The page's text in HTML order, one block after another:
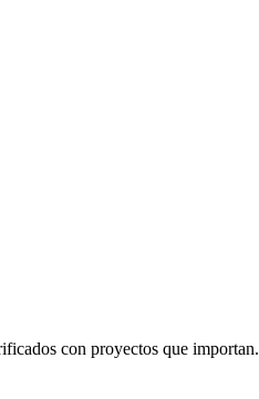
con proyectos que importan.